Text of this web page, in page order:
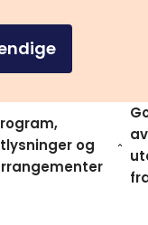
og
av